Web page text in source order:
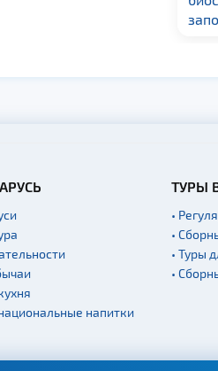
напитки
ТУРЫ
•
•
• Туры
•